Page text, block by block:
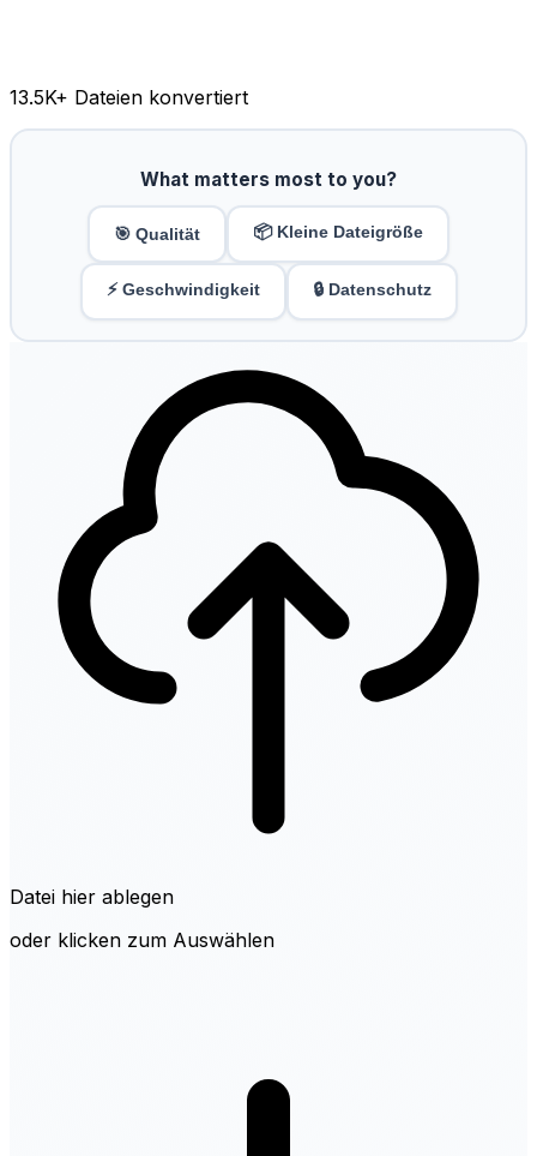
13.5K+ Dateien konvertiert
What matters most to you?
🎯 Qualität 📦 Kleine Dateigröße
⚡ Geschwindigkeit 🔒 Datenschutz
Datei hier ablegen
oder klicken zum Auswählen